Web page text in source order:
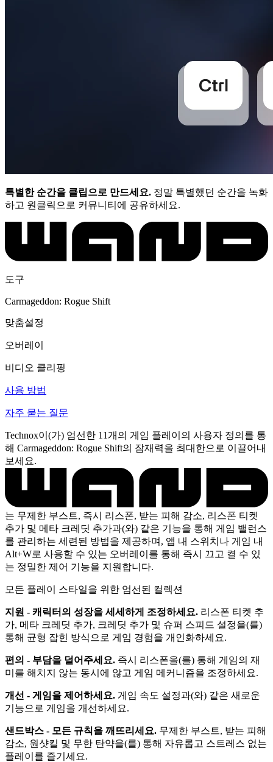
특별한 순간을 클립으로 만드세요. 정말 특별했던 순간을 녹화
하고 원클릭으로 커뮤니티에 공유하세요.
도구
Carmageddon: Rogue Shift
맞춤설정
오버레이
비디오 클리핑
사용 방법
자주 묻는 질문
Technox이(가) 엄선한 11개의 게임 플레이의 사용자 정의를 통
해 Carmageddon: Rogue Shift의 잠재력을 최대한으로 이끌어내
보세요.
는 무제한 부스트, 즉시 리스폰, 받는 피해 감소, 리스폰 티켓
추가 및 메타 크레딧 추가과(와) 같은 기능을 통해 게임 밸런스
를 관리하는 세련된 방법을 제공하며, 앱 내 스위치나 게임 내
Alt+W로 사용할 수 있는 오버레이를 통해 즉시 끄고 켤 수 있
는 정밀한 제어 기능을 지원합니다.
모든 플레이 스타일을 위한 엄선된 컬렉션
지원 - 캐릭터의 성장을 세세하게 조정하세요. 리스폰 티켓 추
가, 메타 크레딧 추가, 크레딧 추가 및 슈퍼 스피드 설정을(를)
통해 균형 잡힌 방식으로 게임 경험을 개인화하세요.
편의 - 부담을 덜어주세요. 즉시 리스폰을(를) 통해 게임의 재
미를 해치지 않는 동시에 않고 게임 메커니즘을 조정하세요.
개선 - 게임을 제어하세요. 게임 속도 설정과(와) 같은 새로운
기능으로 게임을 개선하세요.
샌드박스 - 모든 규칙을 깨뜨리세요. 무제한 부스트, 받는 피해
감소, 원샷킬 및 무한 탄약을(를) 통해 자유롭고 스트레스 없는
플레이를 즐기세요.